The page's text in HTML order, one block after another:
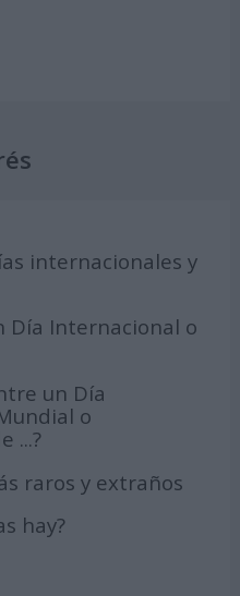
internacionales y
Día Internacional o
un Día
o
...?
raros y extraños
hay?